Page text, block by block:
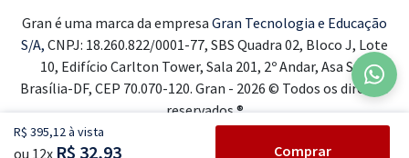
R$ 395,12 à vista
ou 12x R$ 32,93 Comprar
Gran é uma marca da empresa Gran Tecnologia e Educação
S/A, CNPJ: 18.260.822/0001-77, SBS Quadra 02, Bloco J, Lote
10, Edifício Carlton Tower, Sala 201, 2º Andar, Asa Sul,
Brasília-DF, CEP 70.070-120. Gran - 2026 © Todos os direitos
reservados ®